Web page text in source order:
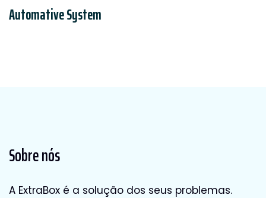
Automative System
Sobre nós
A ExtraBox é a solução dos seus problemas.